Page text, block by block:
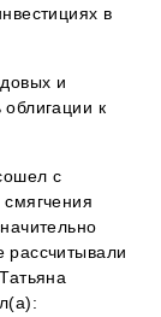
в
и
к
с
рассчитывали